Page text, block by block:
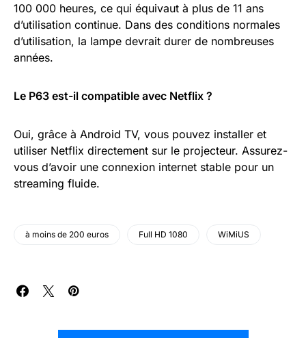
100 000 heures, ce qui équivaut à plus de 11 ans
d’utilisation continue. Dans des conditions normales
d’utilisation, la lampe devrait durer de nombreuses
années.
Le P63 est-il compatible avec Netflix ?
Oui, grâce à Android TV, vous pouvez installer et
utiliser Netflix directement sur le projecteur. Assurez-
vous d’avoir une connexion internet stable pour un
streaming fluide.
à moins de 200 euros Full HD 1080 WiMiUS